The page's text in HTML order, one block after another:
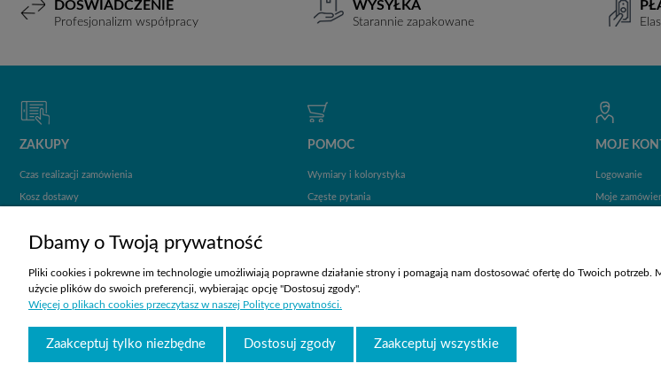
DOŚWIADCZENIE
Profesjonalizm współpracy
WYSYŁKA
Starannie zapakowane
ZAKUPY
Czas realizacji zamówienia
Kosz dostawy
Reklamacje i zwroty
Klauzula informacyjna
Polityka prywatności
POMOC
Wymiary i kolorystyka
Częste pytania
MOJE
Logowanie
Moje
Dbamy o Twoją prywatność
Pliki cookies i pokrewne im technologie umożliwiają poprawne działanie strony i pomagają nam dostosować ofertę do Twoich
użycie plików do swoich preferencji, wybierając opcję "Dostosuj zgody".
Więcej o plikach cookies przeczytasz w naszej Polityce prywatności.
Zaakceptuj tylko niezbędne Dostosuj zgody Zaakceptuj wszystkie